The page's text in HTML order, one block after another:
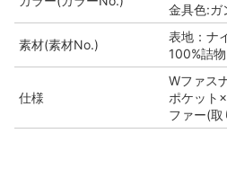
金具色:ガ
素材(素材No.)
表地：ナ
100%詰
仕様
Wファス
ポケット
ファー(取